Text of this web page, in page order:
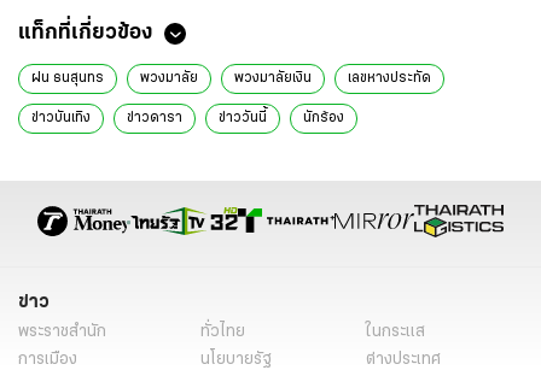
แท็กที่เกี่ยวข้อง
ฝน ธนสุนทร พวงมาลัย พวงมาลัยเงิน เลขหางประทัด
ข่าวบันเทิง ข่าวดารา ข่าววันนี้ นักร้อง
ข่าว
พระราชสำนัก ทั่วไทย
ในกระแส
การเมือง
นโยบายรัฐ
ต่างประเทศ